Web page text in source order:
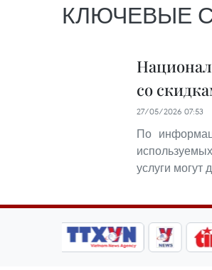
КЛЮЧЕВЫЕ
со
27/05/2026 07:53
По
услуги могут